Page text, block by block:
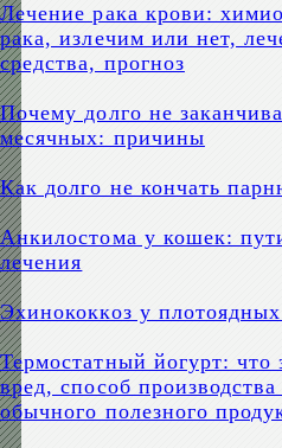
Лечение рака крови:
рака, излечим или нет,
средства, прогноз
Почему долго не
месячных: причины
Как долго не кончать
Анкилостома у кошек:
лечения
Эхинококкоз у
Термостатный йогурт: что
вред, способ
обычного полезного